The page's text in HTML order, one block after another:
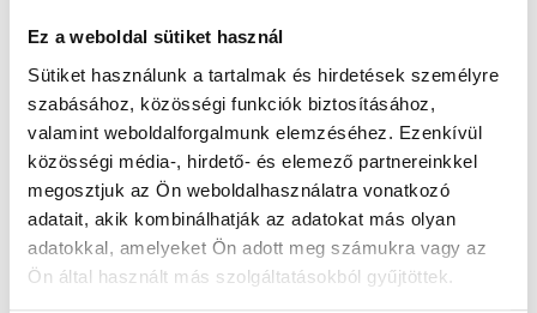
Ez a weboldal sütiket használ
Sütiket használunk a tartalmak és hirdetések személyre
szabásához, közösségi funkciók biztosításához,
valamint weboldalforgalmunk elemzéséhez. Ezenkívül
közösségi média-, hirdető- és elemező partnereinkkel
megosztjuk az Ön weboldalhasználatra vonatkozó
adatait, akik kombinálhatják az adatokat más olyan
adatokkal, amelyeket Ön adott meg számukra vagy az
Ön által használt más szolgáltatásokból gyűjtöttek.
Vásárolhatok cégként?
Lehetősége van cégként vásárolni és cég nevére kiállított
számlát kérni. Ezt a kosár oldalunkon lesz lehetősége jelezni.
Átvehetem a rendelésemet személyesen?
Személyes átvételre nincs mód, azonban többféle opciót is
kínálunk a házhozszállításra vagy csomagpontos,
csomagautomatás átvételre.
Hogyan vehetem át a rendelésemet?